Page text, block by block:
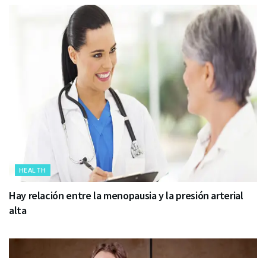
HEALTH
Hay relación entre la menopausia y la presión arterial
alta